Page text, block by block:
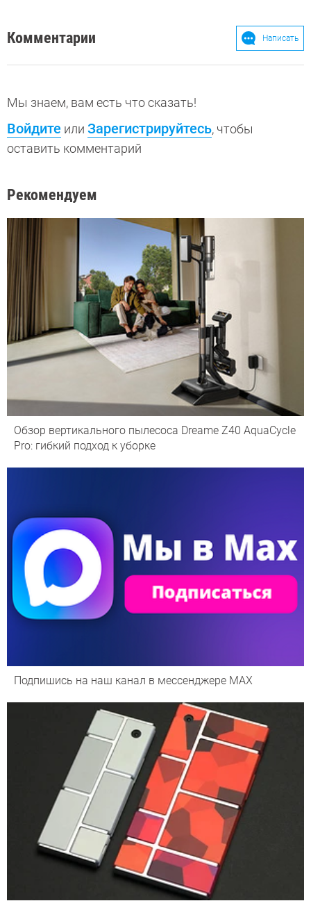
Комментарии Написать
Мы знаем, вам есть что сказать!
Войдите или Зарегистрируйтесь, чтобы
оставить комментарий
Рекомендуем
Обзор вертикального пылесоса Dreame Z40 AquaCycle
Pro: гибкий подход к уборке
Подпишись на наш канал в мессенджере МАХ